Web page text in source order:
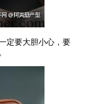
定要大胆小心，要